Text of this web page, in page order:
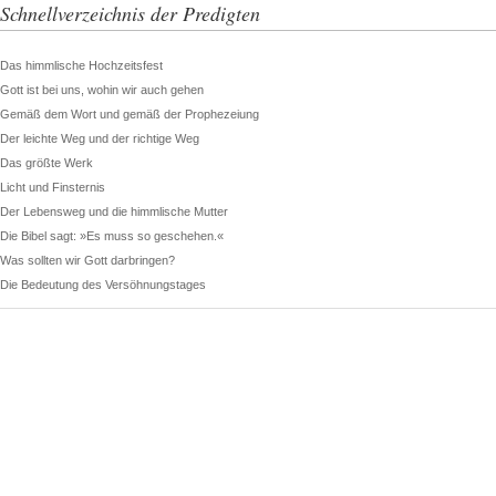
Schnellverzeichnis der Predigten
Das himmlische Hochzeitsfest
Gott ist bei uns, wohin wir auch gehen
Gemäß dem Wort und gemäß der Prophezeiung
Der leichte Weg und der richtige Weg
Das größte Werk
Licht und Finsternis
Der Lebensweg und die himmlische Mutter
Die Bibel sagt: »Es muss so geschehen.«
Was sollten wir Gott darbringen?
Die Bedeutung des Versöhnungstages